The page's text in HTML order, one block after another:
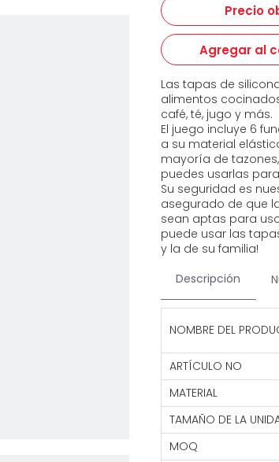
Precio
Agregar al
Las tapas de
alimentos
café, té, jugo y más.
El juego incluye 6
a su material
mayoría de
puedes usarlas
Su seguridad es
asegurado de que
sean aptas para
puede usar las
y la de su familia!
Descripción
NOMBRE DEL
ARTÍCULO NO
MATERIAL
TAMAÑO DE LA
MOQ